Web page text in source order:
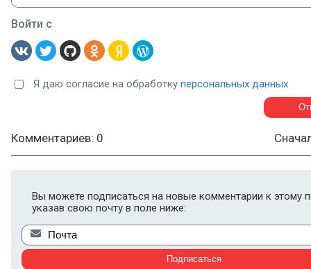
Войти с
Я даю согласие на обработку персональных данных
Комментариев: 0
Вы можете подписаться на новые комментарии к этому
указав свою почту в поле ниже: